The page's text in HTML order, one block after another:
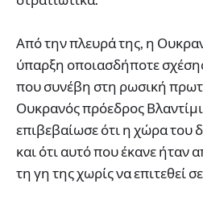
Από την πλευρά της, η
ύπαρξη οποιασδήποτε
που συνέβη στη ρωσική
Ουκρανός πρόεδρος
επιβεβαίωσε ότι η χώρα του
και ότι αυτό που έκανε ήταν
τη γη της χωρίς να επιτεθεί